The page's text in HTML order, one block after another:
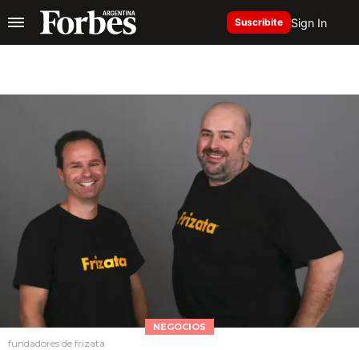
Suscribite Sign In
NEGOCIOS
fundadores de frizata